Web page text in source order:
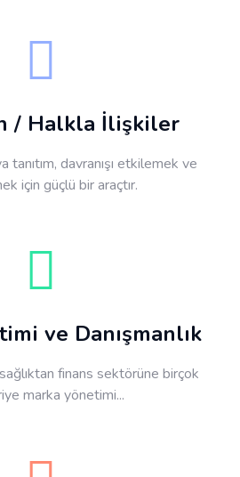
/ Halkla İlişkiler
davranışı etkilemek ve
için güçlü bir araçtır.
ve Danışmanlık
finans sektörüne birçok
marka yönetimi...